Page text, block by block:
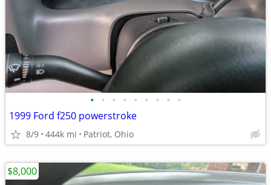
• • • • • • • • •
1999 Ford f250 powerstroke
8/9 444k mi Patriot, Ohio
$8,000